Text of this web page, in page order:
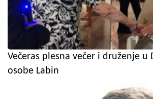
Večeras plesna večer i druženje u
osobe Labin